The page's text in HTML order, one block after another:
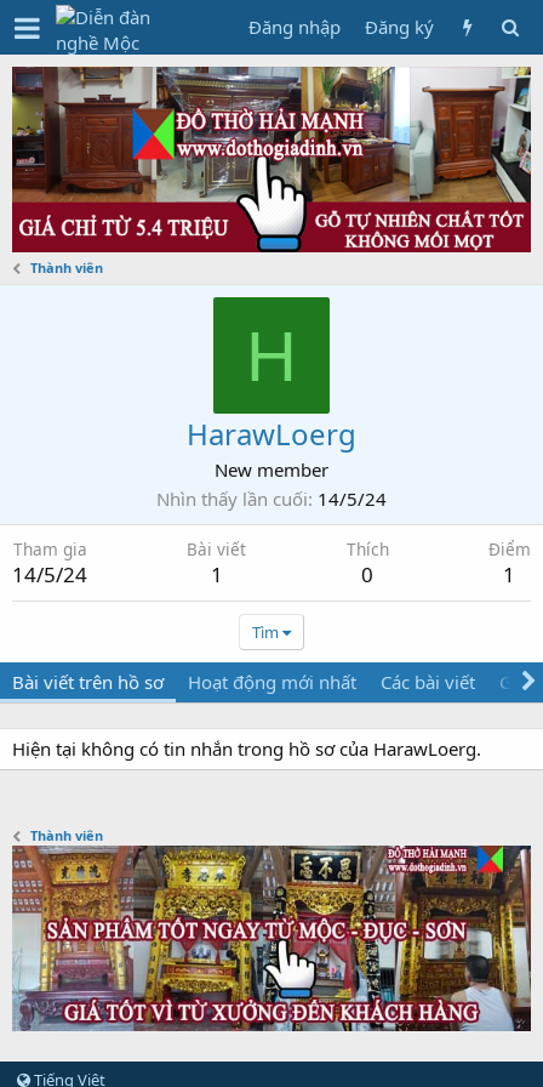
Đăng nhập Đăng ký
Thành viên
H
HarawLoerg
New member
Nhìn thấy lần cuối 14/5/24
Tham gia
14/5/24
Bài viết
1
Thích
0
Điểm
1
Tìm
Bài viết trên hồ sơ Hoạt động mới nhất Các bài viết Giới
Hiện tại không có tin nhắn trong hồ sơ của HarawLoerg.
Thành viên
Tiếng Việt